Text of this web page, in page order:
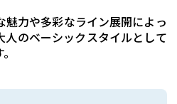
力や多彩なライン展開によっ
人のベーシックスタイルとして